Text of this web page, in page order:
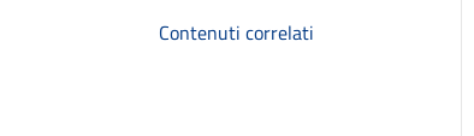
Contenuti correlati